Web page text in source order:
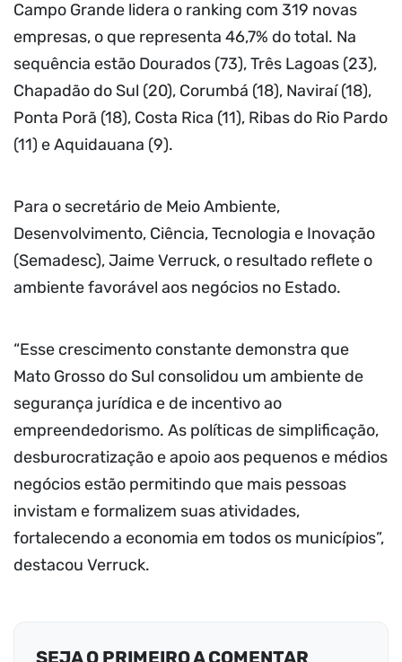
Campo Grande lidera o ranking com 319 novas
empresas, o que representa 46,7% do total. Na
sequência estão Dourados (73), Três Lagoas (23),
Chapadão do Sul (20), Corumbá (18), Naviraí (18),
Ponta Porã (18), Costa Rica (11), Ribas do Rio Pardo
(11) e Aquidauana (9).
Para o secretário de Meio Ambiente,
Desenvolvimento, Ciência, Tecnologia e Inovação
(Semadesc), Jaime Verruck, o resultado reflete o
ambiente favorável aos negócios no Estado.
“Esse crescimento constante demonstra que
Mato Grosso do Sul consolidou um ambiente de
segurança jurídica e de incentivo ao
empreendedorismo. As políticas de simplificação,
desburocratização e apoio aos pequenos e médios
negócios estão permitindo que mais pessoas
invistam e formalizem suas atividades,
fortalecendo a economia em todos os municípios”,
destacou Verruck.
SEJA O PRIMEIRO A COMENTAR